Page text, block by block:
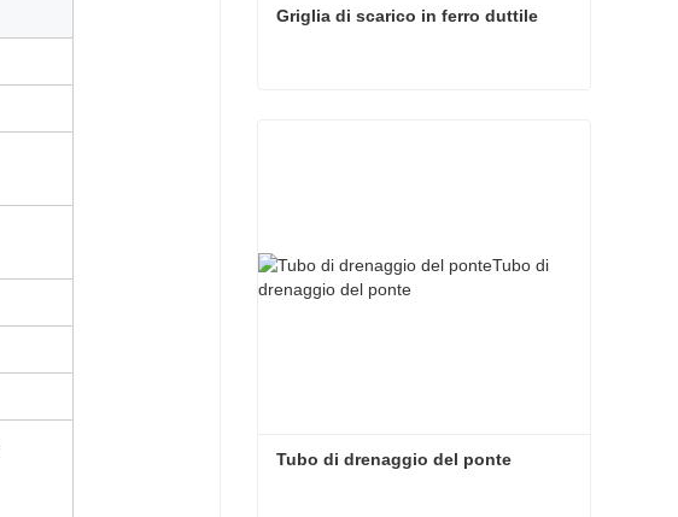
Griglia di scarico in ferro duttile
Tubo di drenaggio del ponte